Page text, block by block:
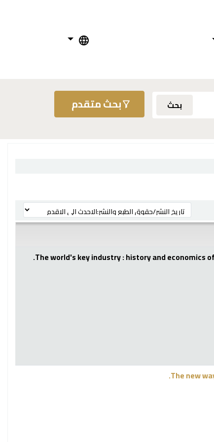
بحث بحث متقدم
ترتيب بواسطة:
The world's key industry : history and economics
The new